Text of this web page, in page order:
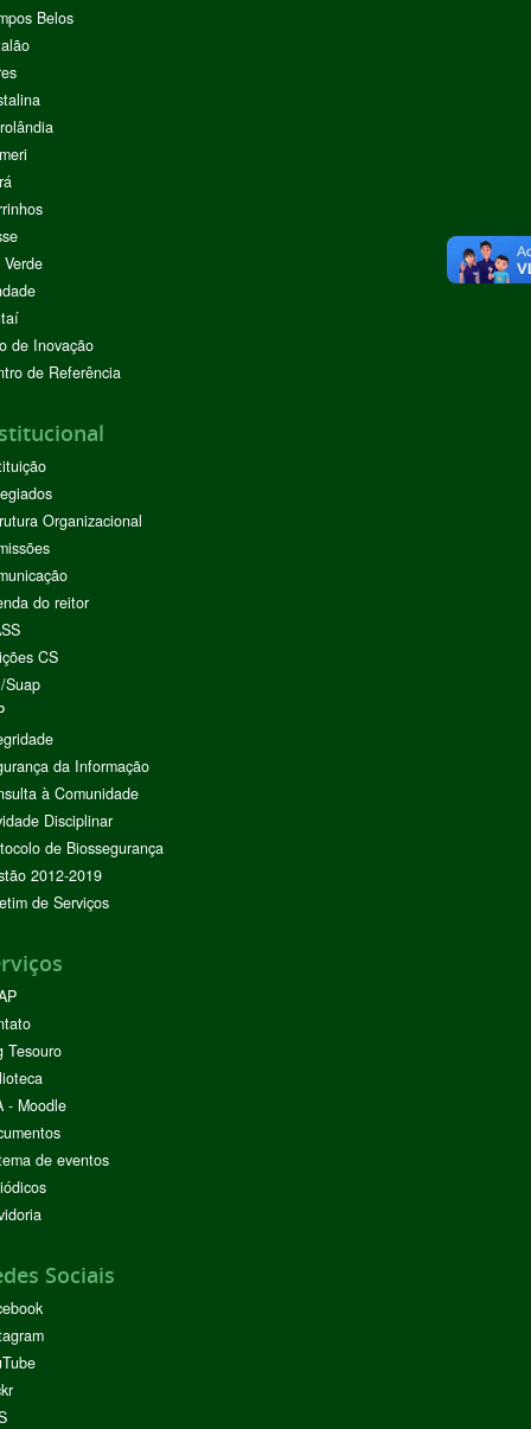
Belos
de Inovação
de Referência
Organizacional
do reitor
CS
Suap
da Informação
à Comunidade
Disciplinar
de Biossegurança
2012-2019
de Serviços
Tesouro
- Moodle
de eventos
Sociais